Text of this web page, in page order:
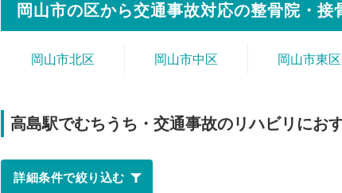
岡山市の区から交通事故対応の整骨院・接
岡山市北区 岡山市中区 岡山市東区
高島駅でむちうち・交通事故のリハビリにお
詳細条件で絞り込む